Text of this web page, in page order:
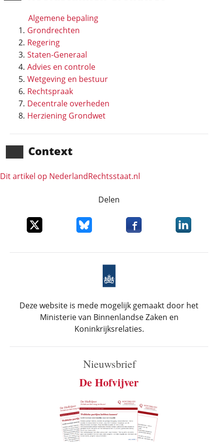
Algemene bepaling
Grondrechten
Regering
Staten-Generaal
Advies en controle
Wetgeving en bestuur
Rechtspraak
Decentrale overheden
Herziening Grondwet
Context
Dit artikel op NederlandRechts­staat.nl
Delen
Deel dit item op XDeel dit item op Bluesky
Deel dit item opDeel dit
Deze website is mede mogelijk gemaakt door het
Ministerie van Binnenlandse Zaken en
Koninkrijksrelaties.
Nieuwsbrief
De Hofvijver